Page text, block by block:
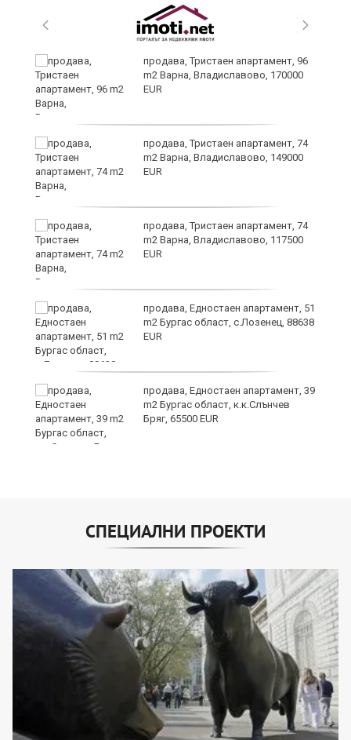
продава, Тристаен апартамент, 96
m2 Варна, Владиславово, 170000
EUR
продава, Тристаен апартамент, 74
m2 Варна, Владиславово, 149000
EUR
продава, Тристаен апартамент, 74
m2 Варна, Владиславово, 117500
EUR
продава, Едностаен апартамент, 51
m2 Бургас област, с.Лозенец, 88638
EUR
продава, Едностаен апартамент, 39
m2 Бургас област, к.к.Слънчев
Бряг, 65500 EUR
СПЕЦИАЛНИ ПРОЕКТИ